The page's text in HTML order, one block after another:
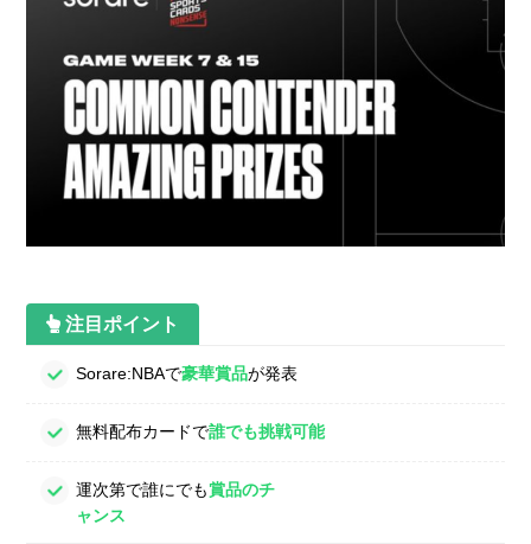
注目ポイント
Sorare:NBAで豪華賞品が発表
無料配布カードで誰でも挑戦可能
運次第で誰にでも賞品のチ
ャンス